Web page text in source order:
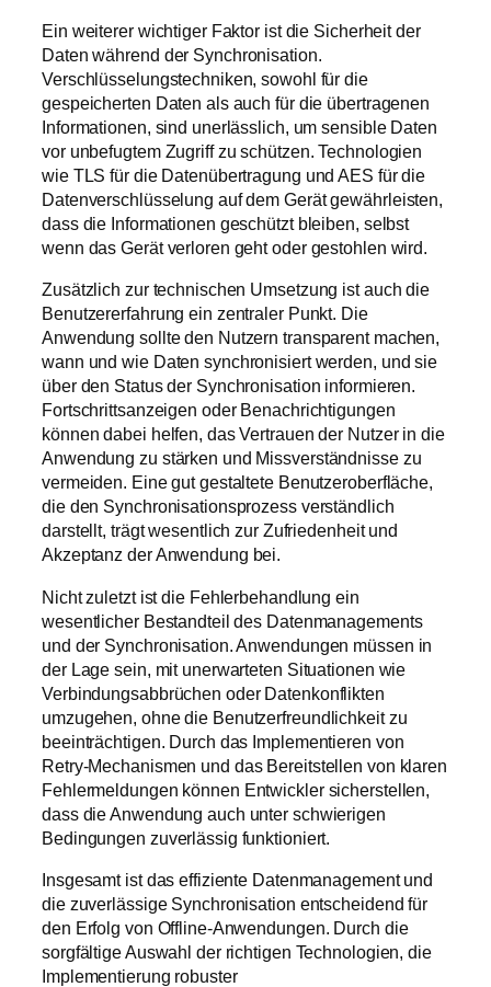
Ein weiterer wichtiger Faktor ist die Sicherheit der
Daten während der Synchronisation.
Verschlüsselungstechniken, sowohl für die
gespeicherten Daten als auch für die übertragenen
Informationen, sind unerlässlich, um sensible Daten
vor unbefugtem Zugriff zu schützen. Technologien
wie TLS für die Datenübertragung und AES für die
Datenverschlüsselung auf dem Gerät gewährleisten,
dass die Informationen geschützt bleiben, selbst
wenn das Gerät verloren geht oder gestohlen wird.
Zusätzlich zur technischen Umsetzung ist auch die
Benutzererfahrung ein zentraler Punkt. Die
Anwendung sollte den Nutzern transparent machen,
wann und wie Daten synchronisiert werden, und sie
über den Status der Synchronisation informieren.
Fortschrittsanzeigen oder Benachrichtigungen
können dabei helfen, das Vertrauen der Nutzer in die
Anwendung zu stärken und Missverständnisse zu
vermeiden. Eine gut gestaltete Benutzeroberfläche,
die den Synchronisationsprozess verständlich
darstellt, trägt wesentlich zur Zufriedenheit und
Akzeptanz der Anwendung bei.
Nicht zuletzt ist die Fehlerbehandlung ein
wesentlicher Bestandteil des Datenmanagements
und der Synchronisation. Anwendungen müssen in
der Lage sein, mit unerwarteten Situationen wie
Verbindungsabbrüchen oder Datenkonflikten
umzugehen, ohne die Benutzerfreundlichkeit zu
beeinträchtigen. Durch das Implementieren von
Retry-Mechanismen und das Bereitstellen von klaren
Fehlermeldungen können Entwickler sicherstellen,
dass die Anwendung auch unter schwierigen
Bedingungen zuverlässig funktioniert.
Insgesamt ist das effiziente Datenmanagement und
die zuverlässige Synchronisation entscheidend für
den Erfolg von Offline-Anwendungen. Durch die
sorgfältige Auswahl der richtigen Technologien, die
Implementierung robuster